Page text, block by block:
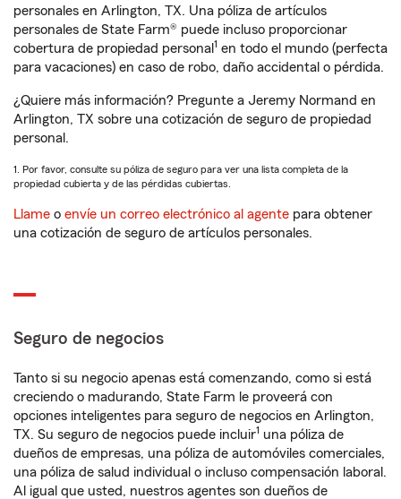
personales en Arlington, TX. Una póliza de artículos
personales de State Farm® puede incluso proporcionar
cobertura de propiedad personal 1 en todo el mundo (perfecta
para vacaciones) en caso de robo, daño accidental o pérdida.
¿Quiere más información? Pregunte a Jeremy Normand en
Arlington, TX sobre una cotización de seguro de propiedad
personal.
1. Por favor, consulte su póliza de seguro para ver una lista completa de la
propiedad cubierta y de las pérdidas cubiertas.
Llame o envíe un correo electrónico al agente para obtener
una cotización de seguro de artículos personales.
Seguro de negocios
Tanto si su negocio apenas está comenzando, como si está
creciendo o madurando, State Farm le proveerá con
opciones inteligentes para seguro de negocios en Arlington,
TX. Su seguro de negocios puede incluir1 una póliza de
dueños de empresas, una póliza de automóviles comerciales,
una póliza de salud individual o incluso compensación laboral.
Al igual que usted, nuestros agentes son dueños de